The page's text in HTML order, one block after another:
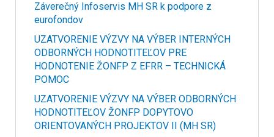
Záverečný Infoservis MH SR k podpore z
eurofondov
UZATVORENIE VÝZVY NA VÝBER INTERNÝCH
ODBORNÝCH HODNOTITEĽOV PRE
HODNOTENIE ŽONFP Z EFRR – TECHNICKÁ
POMOC
UZATVORENIE VÝZVY NA VÝBER ODBORNÝCH
HODNOTITEĽOV ŽONFP DOPYTOVO
ORIENTOVANÝCH PROJEKTOV II (MH SR)